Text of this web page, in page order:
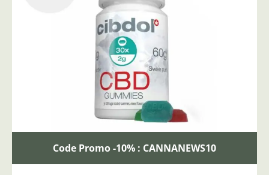
Code Promo -10% : CANNANEWS10